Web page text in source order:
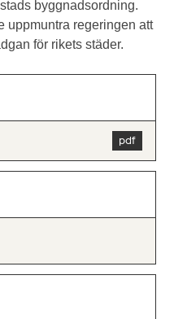
byggnadsordning.
uppmuntra regeringen att
för rikets städer.